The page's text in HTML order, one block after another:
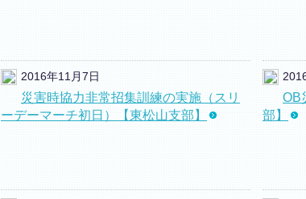
2016年11月7日
災害時協力非常招集訓練の実施（スリ
ーデーマーチ初日）【東松山支部】
OB
部】